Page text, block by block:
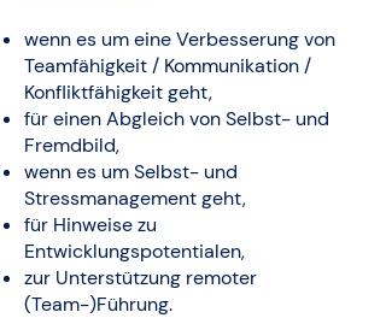
wenn es um eine Verbesserung von
Teamfähigkeit / Kommunikation /
Konfliktfähigkeit geht,
für einen Abgleich von Selbst- und
Fremdbild,
wenn es um Selbst- und
Stressmanagement geht,
für Hinweise zu
Entwicklungspotentialen,
zur Unterstützung remoter
(Team-)Führung.